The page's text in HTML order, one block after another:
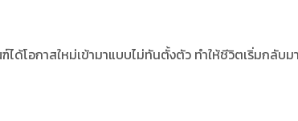
ได้โอกาสใหม่เข้ามาแบบไม่ทันตั้งตัว ทำให้ชีวิตเริ่มกลับม